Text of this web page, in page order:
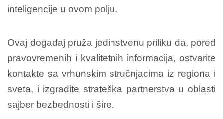
inteligencije u ovom polju.
Ovaj događaj pruža jedinstvenu priliku da, pored
pravovremenih i kvalitetnih informacija, ostvarite
kontakte sa vrhunskim stručnjacima iz regiona i
sveta, i izgradite strateška partnerstva u oblasti
sajber bezbednosti i šire.